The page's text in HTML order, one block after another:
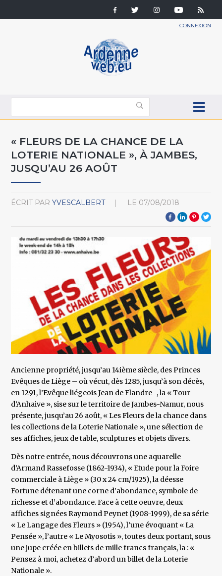
CONNEXION
« FLEURS DE LA CHANCE DE LA
LOTERIE NATIONALE », À JAMBES,
JUSQU’AU 26 AOÛT
ÉCRIT PAR YVESCALBERT LE 07/08/2018
Ancienne propriété, jusqu’au 14ième siècle, des Princes
Evêques de Liège – où vécut, dès 1285, jusqu’à son décès,
en 1291, l’Evêque liégeois Jean de Flandre -, la « Tour
d’Anhaive », sise sur le territoire de Jambes-Namur, nous
présente, jusqu’au 26 août, « Les Fleurs de la chance dans
les collections de la Loterie Nationale », une sélection de
ses affiches, jeux de table, sculptures et objets divers.
Dès notre entrée, nous découvrons une aquarelle
d’Armand Rassefosse (1862-1934), « Etude pour la Foire
commerciale à Liège » (30 x 24 cm/1925), la déesse
Fortune détenant une corne d’abondance, symbole de
richesse et d’abondance. Face à cette oeuvre, deux
affiches signées Raymond Peynet (1908-1999), de sa série
« Le Langage des Fleurs » (1954), l’une évoquant « La
Pensée », l’autre « Le Myosotis », toutes deux portant, sous
une jupe créée en billets de mille francs français, la : «
Pensez à moi, achetez d’abord un billet de la Loterie
Nationale ».